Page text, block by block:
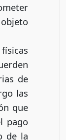
de
las
que
pago
de la